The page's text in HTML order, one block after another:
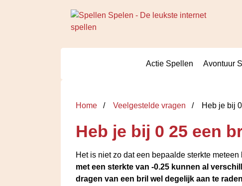
Actie Spellen Avontuur
Home Veelgestelde vragen Heb je bij
Heb je bij 0 25 een
Het is niet zo dat een bepaalde sterkte
met een sterkte van -0.25 kunnen al
dragen van een bril wel degelijk aan te